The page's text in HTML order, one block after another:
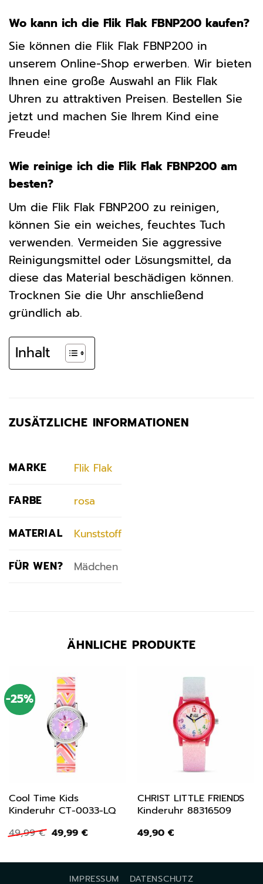
Wo kann ich die Flik Flak FBNP200 kaufen?
Sie können die Flik Flak FBNP200 in
unserem Online-Shop erwerben. Wir bieten
Ihnen eine große Auswahl an Flik Flak
Uhren zu attraktiven Preisen. Bestellen Sie
jetzt und machen Sie Ihrem Kind eine
Freude!
Wie reinige ich die Flik Flak FBNP200 am
besten?
Um die Flik Flak FBNP200 zu reinigen,
können Sie ein weiches, feuchtes Tuch
verwenden. Vermeiden Sie aggressive
Reinigungsmittel oder Lösungsmittel, da
diese das Material beschädigen können.
Trocknen Sie die Uhr anschließend
gründlich ab.
Inhalt
ZUSÄTZLICHE INFORMATIONEN
MARKE Flik Flak
FARBE rosa
MATERIAL Kunststoff
FÜR WEN? Mädchen
ÄHNLICHE PRODUKTE
-25%
Cool Time Kids
Kinderuhr CT-0033-LQ
49,99€ Ursprünglicher
Preis
49,99 €
49,99 €Aktueller
49,99 €.
CHRIST LITTLE FRIENDS
Kinderuhr 88316509
49,90 €
IMPRESSUM DATENSCHUTZ